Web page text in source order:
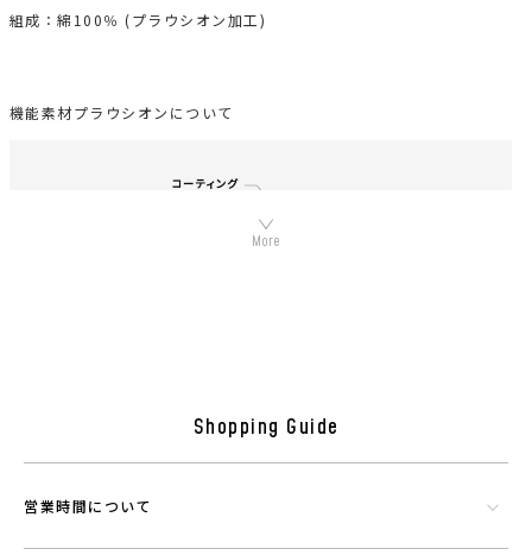
組成：綿100％ (プラウシオン加工)
機能素材プラウシオンについて
シリカやトルマリンなど数種類の天然鉱石でできたミネラル混合体で
す。功績を微細に粉砕したものを染色工程で繊維にコーティングさせウ
Shopping Guide
営業時間について